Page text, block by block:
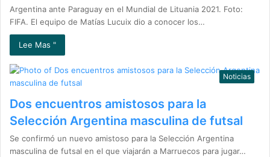
Argentina ante Paraguay en el Mundial de Lituania 2021. Foto:
FIFA. El equipo de Matías Lucuix dio a conocer los…
Lee Mas "
Noticias
Dos encuentros amistosos para la
Selección Argentina masculina de futsal
Se confirmó un nuevo amistoso para la Selección Argentina
masculina de futsal en el que viajarán a Marruecos para jugar…